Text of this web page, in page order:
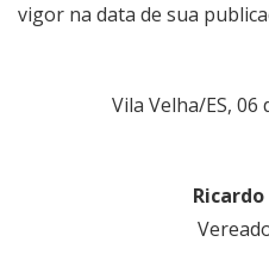
vigor na data de sua
Vila Velha/ES, 06